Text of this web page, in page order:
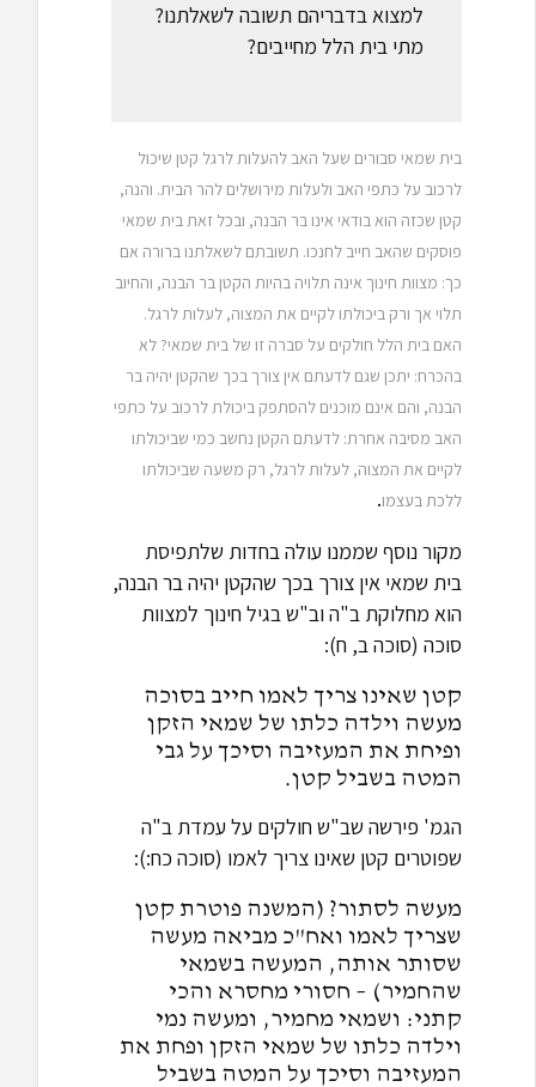
למצוא בדבריהם תשובה לשאלתנו?
מתי בית הלל מחייבים?
בית שמאי סבורים שעל האב להעלות לרגל קטן שיכול
לרכוב על כתפי האב ולעלות מירושלים להר הבית. והנה,
קטן שכזה הוא בודאי אינו בר הבנה, ובכל זאת בית שמאי
פוסקים שהאב חייב לחנכו. תשובתם לשאלתנו ברורה אם
כך: מצוות חינוך אינה תלויה בהיות הקטן בר הבנה, והחיוב
תלוי אך ורק ביכולתו לקיים את המצוה, לעלות לרגל.
האם בית הלל חולקים על סברה זו של בית שמאי? לא
בהכרח: יתכן שגם לדעתם אין צורך בכך שהקטן יהיה בר
הבנה, והם אינם מוכנים להסתפק ביכולת לרכוב על כתפי
האב מסיבה אחרת: לדעתם הקטן נחשב כמי שביכולתו
לקיים את המצוה, לעלות לרגל, רק משעה שביכולתו
ללכת בעצמו.
מקור נוסף שממנו עולה בחדות שלתפיסת
בית שמאי אין צורך בכך שהקטן יהיה בר הבנה,
הוא מחלוקת ב"ה וב"ש בגיל חינוך למצוות
סוכה (סוכה ב, ח):
קטן שאינו צריך לאמו חייב בסוכה
מעשה וילדה כלתו של שמאי הזקן
ופיחת את המעזיבה וסיכך על גבי
המטה בשביל קטן.
הגמ' פירשה שב"ש חולקים על עמדת ב"ה
שפוטרים קטן שאינו צריך לאמו (סוכה כח:):
מעשה לסתור? (המשנה פוטרת קטן
שצריך לאמו ואח"כ מביאה מעשה
שסותר אותה, המעשה בשמאי
שהחמיר) – חסורי מחסרא והכי
קתני: ושמאי מחמיר, ומעשה נמי
וילדה כלתו של שמאי הזקן ופחת את
המעזיבה וסיכך על המטה בשביל